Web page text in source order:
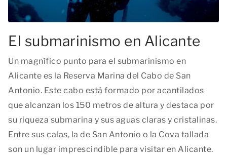
El submarinismo en Alicante
Un magnífico punto para el submarinismo en
Alicante es la Reserva Marina del Cabo de San
Antonio. Este cabo está formado por acantilados
que alcanzan los 150 metros de altura y destaca por
su riqueza submarina y sus aguas claras y cristalinas.
Entre sus calas, la de San Antonio o la Cova tallada
son un lugar imprescindible para visitar en Alicante.